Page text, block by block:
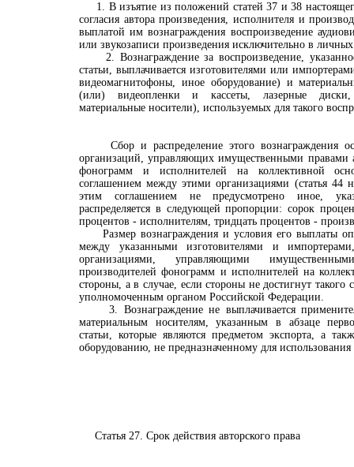
1. В изъятие из положений статей 37 и 38
согласия автора произведения, исполнителя и
выплатой им вознаграждения воспроизведение
или звукозаписи произведения исключительно в
2. Вознаграждение за воспроизведение,
статьи, выплачивается изготовителями или
видеомагнитофоны, иное оборудование) и
(или) видеопленки и кассеты, лазерные
материальные носители), используемых для такого
Сбор и распределение этого вознаграждения
организаций, управляющих имущественными правами
фонограмм и исполнителей на коллективной
соглашением между этими организациями (статья 44
этим соглашением не предусмотрено иное,
распределяется в следующей пропорции: сорок
процентов - исполнителям, тридцать процентов -
Размер вознаграждения и условия его выплаты
между указанными изготовителями и
организациями, управляющими
производителей фонограмм и исполнителей на
стороны, а в случае, если стороны не достигнут такого
уполномоченным органом Российской Федерации.
3. Вознаграждение не выплачивается
материальным носителям, указанным в абзаце
статьи, которые являются предметом экспорта, а
оборудованию, не предназначенному для
Статья 27. Срок действия авторского права